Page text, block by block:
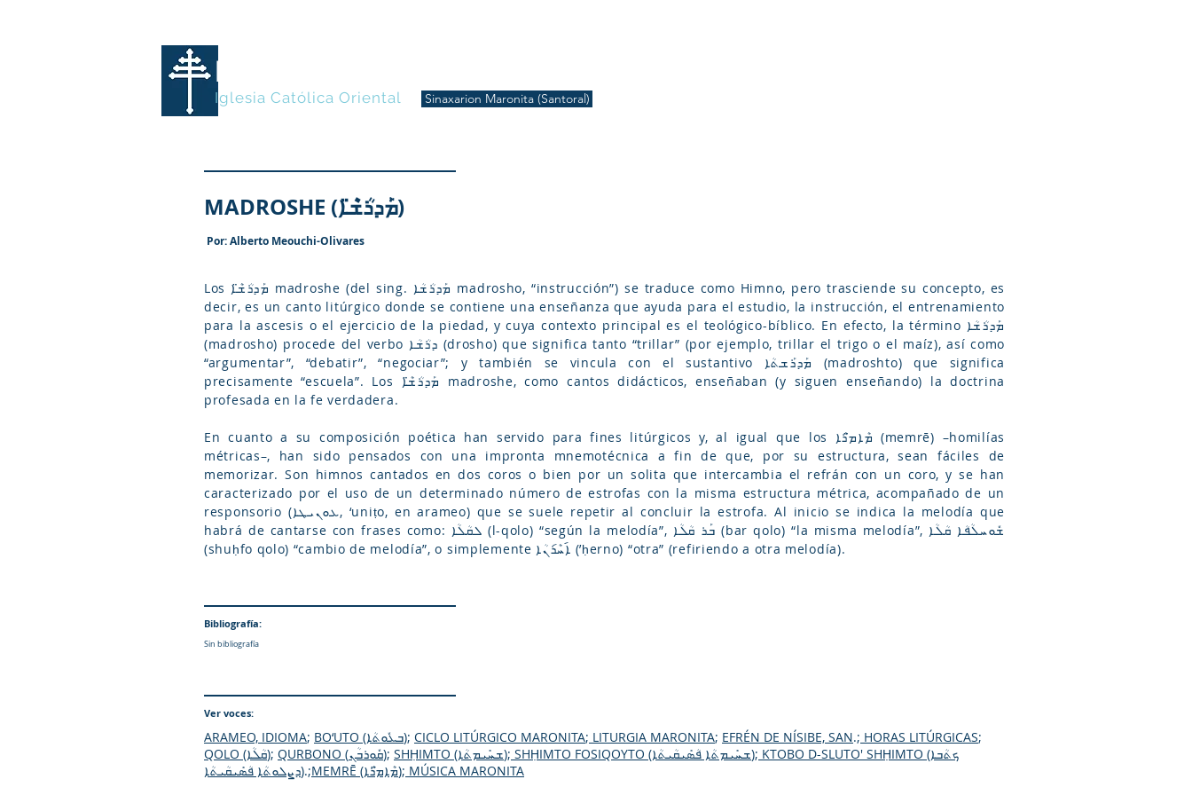
MARONITAS
Iglesia Católica Oriental
Sinaxarion Maronita (Santoral)
MADROSHE (ܡܰܕܪܳܫ̈ܶܐ)
Por: Alberto Meouchi-Olivares
Los ܡܰܕܪܳܫ̈ܶܐ madroshe (del sing. ܡܰܕܪܳܫܳܐ madrosho, “instrucción”) se traduce como Himno, pero trasciende su concepto, es
decir, es un canto litúrgico donde se contiene una enseñanza que ayuda para el estudio, la instrucción, el entrenamiento
para la ascesis o el ejercicio de la piedad, y cuya contexto principal es el teológico-bíblico. En efecto, la término ܡܰܕܪܳܫܳܐ
(madrosho) procede del verbo ܕܪܳܫܳܐ (drosho) que significa tanto “trillar” (por ejemplo, trillar el trigo o el maíz), así como
“argumentar”, “debatir”, “negociar”; y también se vincula con el sustantivo ܡܰܕܪܰܫܬܳܐ (madroshto) que significa
precisamente “escuela”. Los ܡܰܕܪܳܫ̈ܶܐ madroshe, como cantos didácticos, enseñaban (y siguen enseñando) la doctrina
profesada en la fe verdadera.
En cuanto a su composición poética han servido para fines litúrgicos y, al igual que los ܡܶܐܡ̈ܪܶܐ (memrē) –homilías
métricas–, han sido pensados con una impronta mnemotécnica a fin de que, por su estructura, sean fáciles de
memorizar. Son himnos cantados en dos coros o bien por un solita que intercambia el refrán con un coro, y se han
caracterizado por el uso de un determinado número de estrofas con la misma estructura métrica, acompañado de un
responsorio (ܥܘܢܝܛܐ, ‘uniṭo, en arameo) que se suele repetir al concluir la estrofa. Al inicio se indica la melodía que
habrá de cantarse con frases como: ܠܩܳܠܳܐ (l-qolo) “según la melodía”, ܒܰܪ ܩܳܠܳܐ (bar qolo) “la misma melodía”, ܫܽܘܚܠܳܦܳܐ ܩܳܠܳܐ
(shuḥfo qolo) “cambio de melodía”, o simplemente ܐ݇ܚܶܪ݇ܢܳܐ (’ḥerno) “otra” (refiriendo a otra melodía).
Bibliografía:
Sin bibliografía
Ver voces:
ARAMEO, IDIOMA; BO‘UTO (ܒܥܽܘܬܳܐ ); CICLO LITÚRGICO MARONITA; LITURGIA MARONITA; EFRÉN DE NÍSIBE, SAN.; HORAS LITÚRGICAS;
QOLO (ܩܳܠܳܐ); QURBONO (ܩܽܘܪܒܳܢ); SHḤIMTO (ܫܚܺܝܡܬܳܐ); SHḤIMTO FOSIQOYTO (ܫܚܺܝܡܬܳܐ ܦܳܣܺܝܩܳܝܬܳܐ); KTOBO D-SLUTO' SHḤIMTO (ܟܬܳܒܐ
ܕܨܠܘܬܳܐ ܦܳܣܺܝܩܳܝܬܳܐ).; MEMRĒ (ܡܶܐܡ̈ܪܶܐ); MÚSICA MARONITA